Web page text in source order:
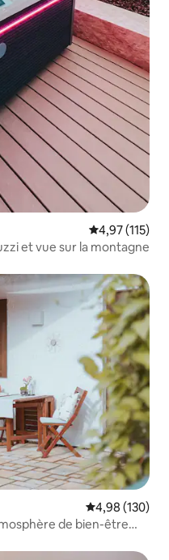
Note
4,97 (115)
et vue sur la montagne
plus aimés
Note
4,98 (130)
de bien-être